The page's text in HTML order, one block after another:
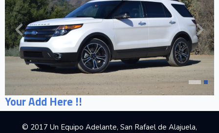
Your Add Here !!
© 2017 Un Equipo Adelante, San Rafael de Alajuela,